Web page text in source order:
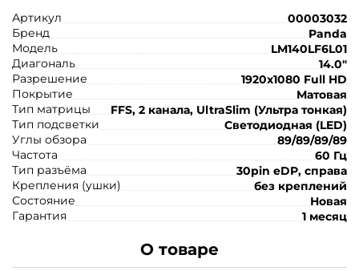
Артикул
00003032
Бренд
Panda
Модель
LM140LF6L01
Диагональ
14.0"
Разрешение
1920x1080 Full HD
Покрытие
Матовая
Тип матрицы
FFS, 2 канала, UltraSlim (Ультра тонкая)
Тип подсветки
Светодиодная (LED)
Углы обзора
89/89/89/89
Частота
60 Гц
Тип разъёма
30pin eDP, справа
Крепления (ушки)
без креплений
Состояние
Новая
Гарантия
1 месяц
О товаре